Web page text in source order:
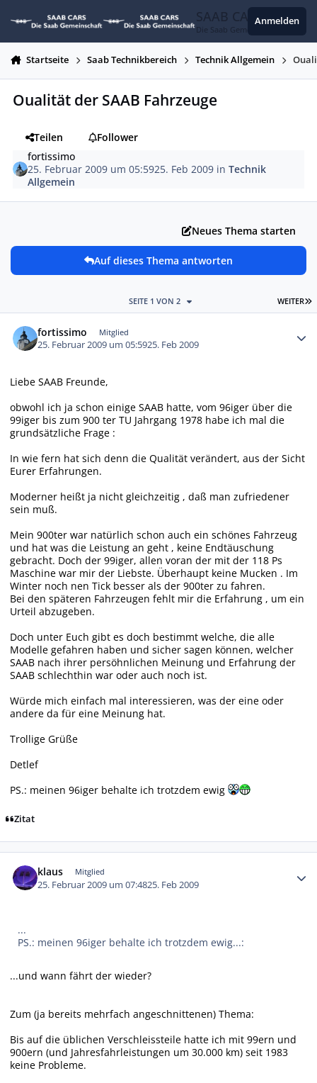
SAAB CARS
Die Saab Gemeinschaft
Anmelden
Startseite Saab Technikbereich Technik Allgemein
Oualität der SAAB Fahrzeuge
Teilen
Follower
fortissimo
25. Februar 2009 um 05:5925. Feb 2009 inTechnik
Allgemein
Neues Thema starten
Auf dieses Thema antworten
WEITER
SEITE 1 VON 2
fortissimo Mitglied
25. Februar 2009 um 05:5925. Feb 2009
Liebe SAAB Freunde,
obwohl ich ja schon einige SAAB hatte, vom 96iger über die
99iger bis zum 900 ter TU Jahrgang 1978 habe ich mal die
grundsätzliche Frage :
In wie fern hat sich denn die Qualität verändert, aus der Sicht
Eurer Erfahrungen.
Moderner heißt ja nicht gleichzeitig , daß man zufriedener
sein muß.
Mein 900ter war natürlich schon auch ein schönes Fahrzeug
und hat was die Leistung an geht , keine Endtäuschung
gebracht. Doch der 99iger, allen voran der mit der 118 Ps
Maschine war mir der Liebste. Überhaupt keine Mucken . Im
Winter noch nen Tick besser als der 900ter zu fahren.
Bei den späteren Fahrzeugen fehlt mir die Erfahrung , um ein
Urteil abzugeben.
Doch unter Euch gibt es doch bestimmt welche, die alle
Modelle gefahren haben und sicher sagen können, welcher
SAAB nach ihrer persöhnlichen Meinung und Erfahrung der
SAAB schlechthin war oder auch noch ist.
Würde mich einfach mal interessieren, was der eine oder
andere da für eine Meinung hat.
Trollige Grüße
Detlef
PS.: meinen 96iger behalte ich trotzdem ewig
Zitat
klaus Mitglied
25. Februar 2009 um 07:4825. Feb 2009
...
PS.: meinen 96iger behalte ich trotzdem ewig...:
...und wann fährt der wieder?
Zum (ja bereits mehrfach angeschnittenen) Thema:
Bis auf die üblichen Verschleissteile hatte ich mit 99ern und
900ern (und Jahresfahrleistungen um 30.000 km) seit 1983
keine Probleme.